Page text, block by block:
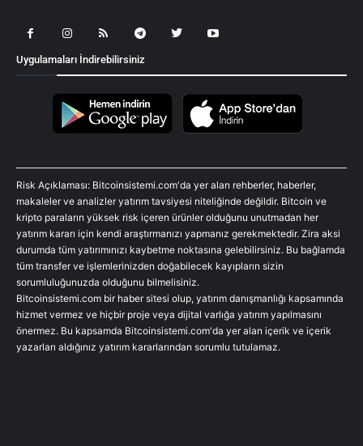
Uygulamaları İndirebilirsiniz
Risk Açıklaması: Bitcoinsistemi.com'da yer alan rehberler, haberler,
makaleler ve analizler yatırım tavsiyesi niteliğinde değildir. Bitcoin ve
kripto paraların yüksek risk içeren ürünler olduğunu unutmadan her
yatırım kararı için kendi araştırmanızı yapmanız gerekmektedir. Zira aksi
durumda tüm yatırımınızı kaybetme noktasına gelebilirsiniz. Bu bağlamda
tüm transfer ve işlemlerinizden doğabilecek kayıpların sizin
sorumluluğunuzda olduğunu bilmelisiniz.
Bitcoinsistemi.com bir haber sitesi olup, yatırım danışmanlığı kapsamında
hizmet vermez ve hiçbir proje veya dijital varlığa yatırım yapılmasını
önermez. Bu kapsamda Bitcoinsistemi.com'da yer alan içerik ve içerik
yazarları aldığınız yatırım kararlarından sorumlu tutulamaz.